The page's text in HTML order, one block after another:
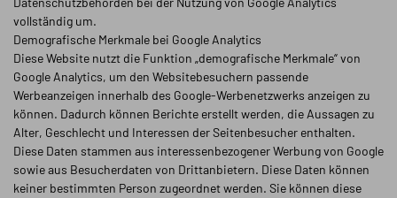
vollständig um.
Demografische Merkmale bei Google Analytics
Diese Website nutzt die Funktion „demografische Merkmale“ von
Google Analytics, um den Websitebesuchern passende
Werbeanzeigen innerhalb des Google-Werbenetzwerks anzeigen zu
können. Dadurch können Berichte erstellt werden, die Aussagen zu
Alter, Geschlecht und Interessen der Seitenbesucher enthalten.
Diese Daten stammen aus interessenbezogener Werbung von Google
sowie aus Besucherdaten von Drittanbietern. Diese Daten können
keiner bestimmten Person zugeordnet werden. Sie können diese